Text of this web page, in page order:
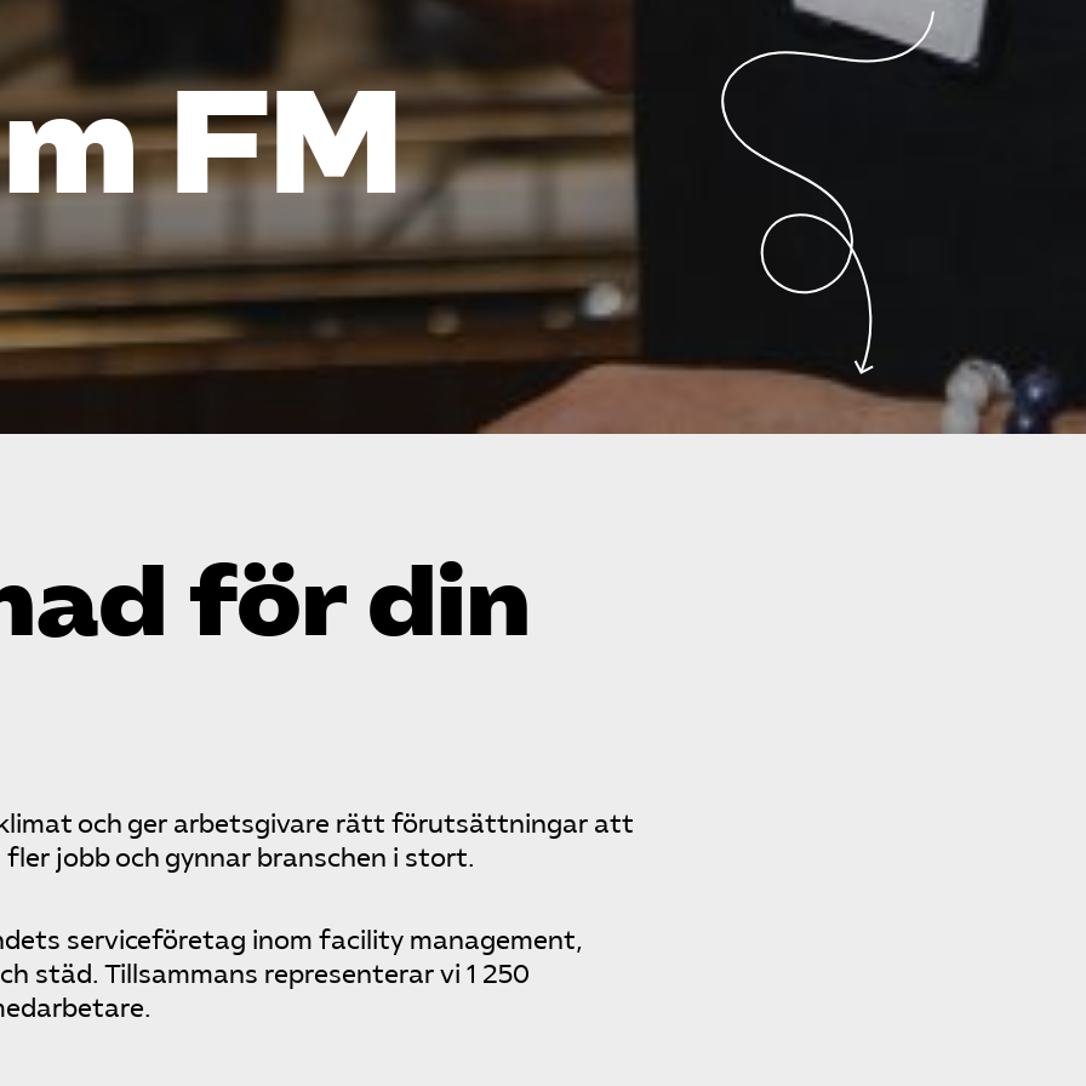
FM
för din
och ger arbetsgivare rätt förutsättningar att
jobb och gynnar branschen i stort.
serviceföretag inom facility management,
städ. Tillsammans representerar vi 1 250